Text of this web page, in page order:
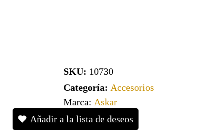
SKU: 10730
Categoría: Accesorios
Marca: Askar
Añadir a la lista de deseos